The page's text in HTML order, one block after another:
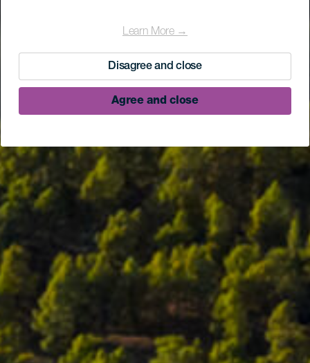
Learn More →
Disagree and close
Agree and close